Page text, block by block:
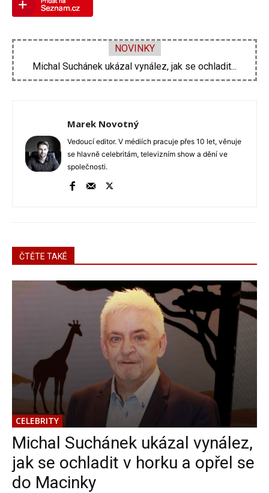
NOVINKY
Velká proměna Pavla Šporcla za pouhé tři...
Marek Novotný
Vedoucí editor. V médiích pracuje přes 10 let, věnuje
se hlavně celebritám, televizním show a dění ve
společnosti.
ČTĚTE TAKÉ
CELEBRITY
Michal Suchánek ukázal vynález,
jak se ochladit v horku a opřel se
do Macinky